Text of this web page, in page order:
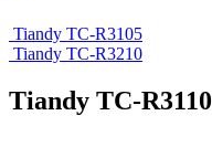
Tiandy TC-R3105
Tiandy TC-R3210
Tiandy TC-R3110